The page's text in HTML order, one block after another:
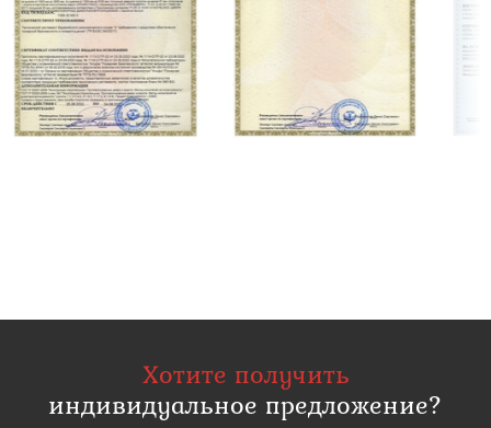
Хотите получить
индивидуальное предложение?